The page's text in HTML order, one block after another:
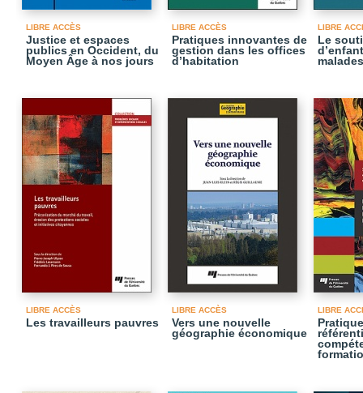
LIBRE ACCÈS
Justice et espaces
publics en Occident, du
Moyen Âge à nos jours
LIBRE ACCÈS
Pratiques innovantes de
gestion dans les offices
d’habitation
LIBRE
Le
malades
LIBRE ACCÈS
Les travailleurs pauvres
LIBRE ACCÈS
Vers une nouvelle
géographie économique
LIBRE